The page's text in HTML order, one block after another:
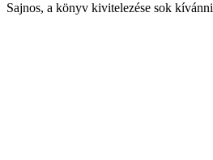
Sajnos, a könyv kivitelezése sok